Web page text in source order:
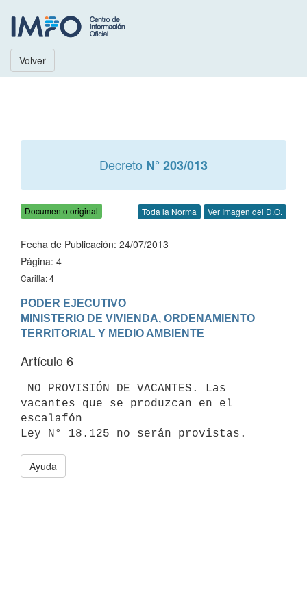
Volver
Decreto N° 203/013
Documento original Toda la Norma Ver Imagen del D.O.
Fecha de Publicación: 24/07/2013
Página: 4
Carilla: 4
PODER EJECUTIVO
MINISTERIO DE VIVIENDA, ORDENAMIENTO
Artículo 6
vacantes que se produzcan en el
escalafón
Ayuda